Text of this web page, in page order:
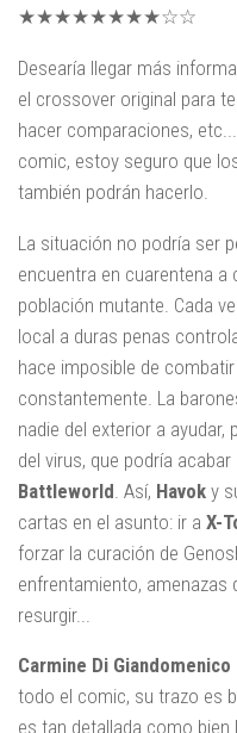
★★★★★★★★☆☆
Desearía llegar más
el crossover original para
hacer comparaciones,
comic, estoy seguro que
también podrán hacerlo.
La situación no podría ser
encuentra en cuarentena a
población mutante. Cada
local a duras penas
hace imposible de
constantemente. La
nadie del exterior a
del virus, que podría
Battleworld . Así, Havok y
cartas en el asunto: ir a X-
forzar la curación de
enfrentamiento, amenazas
resurgir...
Carmine Di Giandomenico
todo el comic, su trazo es
es tan detallada como